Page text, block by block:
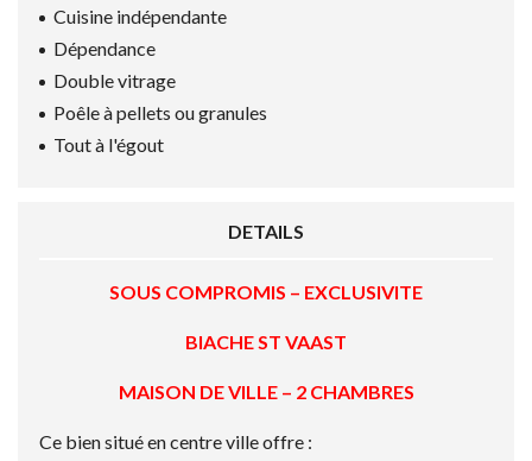
Cuisine indépendante
Dépendance
Double vitrage
Poêle à pellets ou granules
Tout à l'égout
DETAILS
SOUS COMPROMIS – EXCLUSIVITE
BIACHE ST VAAST
MAISON DE VILLE – 2 CHAMBRES
Ce bien situé en centre ville offre :